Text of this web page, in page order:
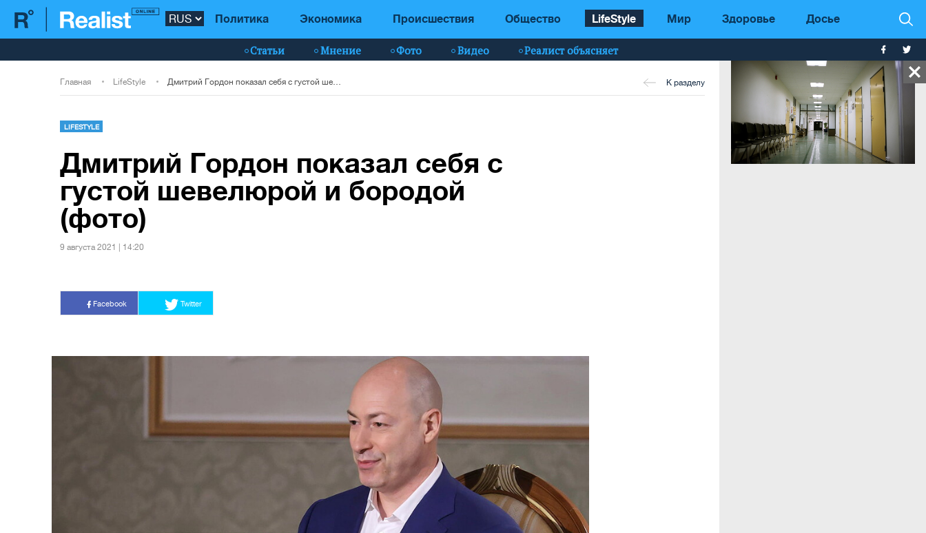
Политика Экономика Происшествия Общество LifeStyle Мир Здоровье Досье
Статьи Мнение Фото Видео Реалист объясняет
Главная LifeStyle К разделу
LIFESTYLE
Дмитрий Гордон показал себя с
густой шевелюрой и бородой
(фото)
9 августа 2021 | 14:20
Facebook Twitter